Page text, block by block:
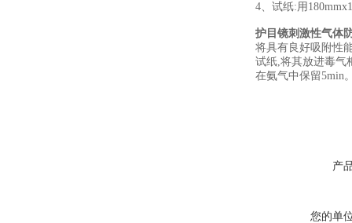
4、试纸:用
护目镜刺激性气体
将具有良好吸附性
试纸,将其放进毒气
在氨气中保留5min
产
您的单